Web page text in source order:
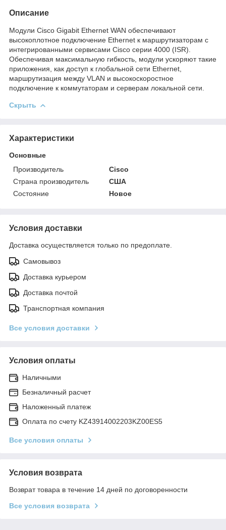
Описание
Модули Cisco Gigabit Ethernet WAN обеспечивают
высокоплотное подключение Ethernet к маршрутизаторам с
интегрированными сервисами Cisco серии 4000 (ISR).
Обеспечивая максимальную гибкость, модули ускоряют такие
приложения, как доступ к глобальной сети Ethernet,
маршрутизация между VLAN и высокоскоростное
подключение к коммутаторам и серверам локальной сети.
Скрыть
Характеристики
Основные
Производитель
Cisco
Страна производитель
США
Состояние
Новое
Условия доставки
Доставка осуществляется только по предоплате.
Самовывоз
Доставка курьером
Доставка почтой
Транспортная компания
Все условия доставки
Условия оплаты
Наличными
Безналичный расчет
Наложенный платеж
Оплата по счету KZ43914002203KZ00ES5
Все условия оплаты
Условия возврата
Возврат товара в течение 14 дней по договоренности
Все условия возврата